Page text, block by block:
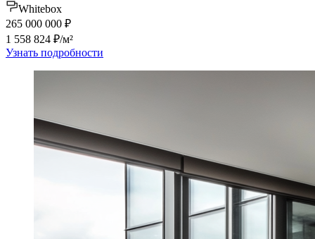
Whitebox
265 000 000 ₽
1 558 824 ₽/м²
Узнать подробности